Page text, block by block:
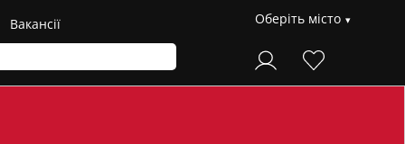
Вакансії Оберіть місто